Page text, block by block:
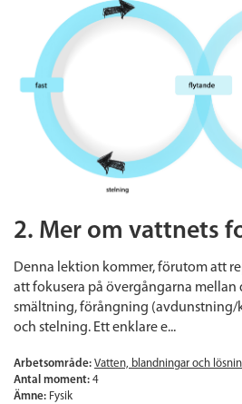
2. Mer om vattnets
Denna lektion kommer, förutom att
att fokusera på övergångarna mellan
smältning, förångning (avdunstning/
och stelning. Ett enklare e...
Arbetsområde: Vatten, blandningar och
Antal moment: 4
Ämne: Fysik